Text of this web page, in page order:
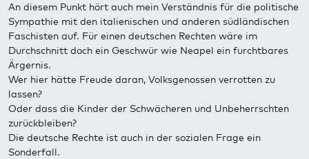
An diesem Punkt hört auch mein Verständnis für die politische
Sympathie mit den italienischen und anderen südländischen
Faschisten auf. Für einen deutschen Rechten wäre im
Durchschnitt doch ein Geschwür wie Neapel ein furchtbares
Ärgernis.
Wer hier hätte Freude daran, Volksgenossen verrotten zu
lassen?
Oder dass die Kinder der Schwächeren und Unbeherrschten
zurückbleiben?
Die deutsche Rechte ist auch in der sozialen Frage ein
Sonderfall.